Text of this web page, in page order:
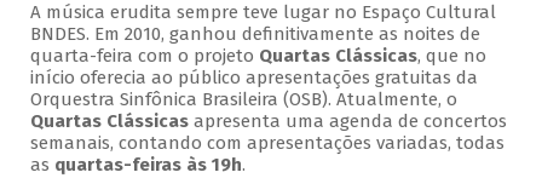
A música erudita sempre teve lugar no Espaço Cultural
BNDES. Em 2010, ganhou definitivamente as noites de
quarta-feira com o projeto Quartas Clássicas, que no
início oferecia ao público apresentações gratuitas da
Orquestra Sinfônica Brasileira (OSB). Atualmente, o
Quartas Clássicasapresenta uma agenda de concertos
semanais, contando com apresentações variadas, todas
as quartas-feiras às 19h.